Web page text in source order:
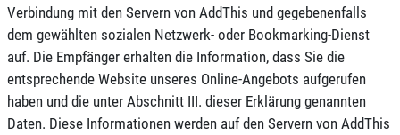
Verbindung mit den Servern von AddThis und gegebenenfalls
dem gewählten sozialen Netzwerk- oder Bookmarking-Dienst
auf. Die Empfänger erhalten die Information, dass Sie die
entsprechende Website unseres Online-Angebots aufgerufen
haben und die unter Abschnitt III. dieser Erklärung genannten
Daten. Diese Informationen werden auf den Servern von AddThis